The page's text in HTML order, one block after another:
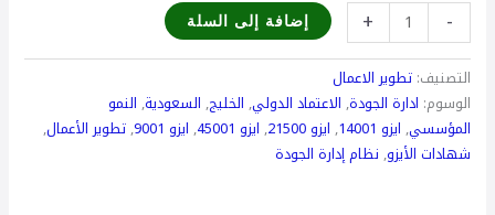
-
+ إضافة إلى السلة
التصنيف: تطوير الاعمال
الوسوم: ادارة الجودة, الاعتماد الدولي, الخليج, السعودية, النمو
المؤسسي, ايزو 14001 , ايزو 21500 , ايزو 45001 , ايزو 9001 ,تطوير الأعمال,
شهادات الأيزو, نظام إدارة الجودة